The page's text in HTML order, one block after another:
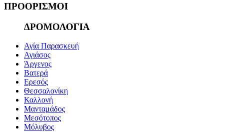
ΠΡΟΟΡΙΣΜΟΙ
ΔΡΟΜΟΛΟΓΙΑ
Αγία Παρασκευή
Αγιάσος
Άργενος
Βατερά
Ερεσός
Θεσσαλονίκη
Καλλονή
Μανταμάδος
Μεσότοπος
Μόλυβος